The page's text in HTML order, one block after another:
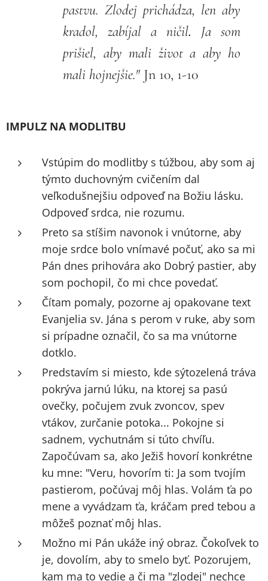
pastvu. Zlodej prichádza, len aby
kradol, zabíjal a ničil. Ja som
prišiel, aby mali život a aby ho
mali hojnejšie." Jn 10, 1-10
IMPULZ NA MODLITBU
Vstúpim do modlitby s túžbou, aby som aj
týmto duchovným cvičením dal
veľkodušnejšiu odpoveď na Božiu lásku.
Odpoveď srdca, nie rozumu.
Preto sa stíšim navonok i vnútorne, aby
moje srdce bolo vnímavé počuť, ako sa mi
Pán dnes prihovára ako Dobrý pastier, aby
som pochopil, čo mi chce povedať.
Čítam pomaly, pozorne aj opakovane text
Evanjelia sv. Jána s perom v ruke, aby som
si prípadne označil, čo sa ma vnútorne
dotklo.
Predstavím si miesto, kde sýtozelená tráva
pokrýva jarnú lúku, na ktorej sa pasú
ovečky, počujem zvuk zvoncov, spev
vtákov, zurčanie potoka... Pokojne si
sadnem, vychutnám si túto chvíľu.
Započúvam sa, ako Ježiš hovorí konkrétne
ku mne: "Veru, hovorím ti: Ja som tvojím
pastierom, počúvaj môj hlas. Volám ťa po
mene a vyvádzam ťa, kráčam pred tebou a
môžeš poznať môj hlas.
Možno mi Pán ukáže iný obraz. Čokoľvek to
je, dovolím, aby to smelo byť. Pozorujem,
kam ma to vedie a či ma "zlodej" nechce